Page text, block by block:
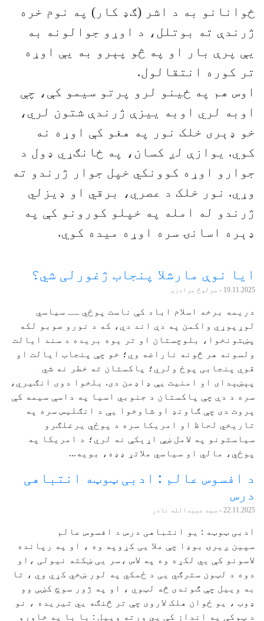
ځوانانو به د اشر (ګډ کار) په نوم خره
ژرندې ته بوتلل، د اوړو جوالونه به
یې پرې بار او په څو پېرو به یې اوړه
تر کوره انتقالول.
اوس هم په ځینو لرو پرتو سیمو کې، چې
اوبه لري اوبه ‌ییزې ژرندې شتون لري،
خو ډېری خلک نور په هغو کې اوړه نه
کوي. یوازې لږ کسان، په ځانګړي ډول د
جوارو اوړه کوونکي خپل جوار ژرندو ته
وړي. نور خلک د عصري، برقي او ډیزلي
ژرندو له امله په خپلو کورونو کې په
ډېره اسانۍ سره اوړه میده کوي.
ایا نوې مارشلا پنجاب ژغورلی شي؟
19.11.2025 - سرلوڅ مرادزی
دریمه برخه اسلام اباد کې ناست پوځي ــ سیاسي
لوړپوړي واکمن په دې اند دي، که د نورو صوبو لکه
پښتونخوا، بلوچستان او تر یوه بریده د سند ایالت
ولسونه هر څونه ناراضه وي؛ خو چې پنجاب ایالت او
قوي پنجابی پوځ ولري؛ پاکستان ته خطر نه شي
پېښېدای او امنیت یې ډاډمن دی. بلخوا دوی انګیري،
سره د دې چې پاکستان د جنوبي اسیا په داسې سیمه کې
پروت دی چې ګاونډ او شاوخوا یې د انګلیس سره په
تاریخي لحاظ او امریکا سره د پوځي یرغلګرو
سیاستونو په لامل ښې اړېکې نه لري؛ د امریکا په
پوځي، مالي او سیاسي ملاتړ ډډه، بویه...
د افسوس عالم : ادبی ټوټه انتباهی
درس
22.11.2025 - سید عبیدالله نادر
ادبی ټوټه : یو انتباهی درس د افسوس عالم
سپین ږیرۍ بوډا چې ملا یی کړوپه وه ، او په رپانده
لاسونو کې یي لکړه وه په لاس ،سر یی ښکته نیولی ،او
دوه د لټون سترګي یی د ځمکي په لور ښخي کړي وي ، تا
به وییل چې ګوندی څه لټوي ، او په ژور سوچ کښی وو
ډوب ، یو ځوان هلک لاروی چې تر څنګه یي تیریده ، نو
د ټوکې په انداز کې یي ورته وییل : با با په خاورو